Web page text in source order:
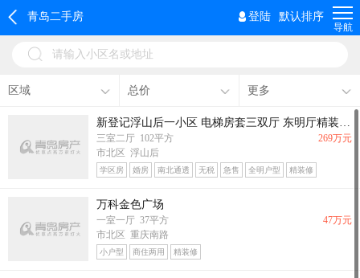
青岛二手房 登陆 默认排序
导航
请输入小区名或地址
区域 总价 更多
新登记浮山后一小区 电梯房套三双厅 东明厅精装修满五年 103平269万单价低
三室二厅 102平方
市北区 浮山后
学区房 婚房 南北通透 无税 急售 全明户型
精装修
269万元
万科金色广场
一室一厅 37平方
市北区 重庆南路
小户型 商住两用 精装修
47万元